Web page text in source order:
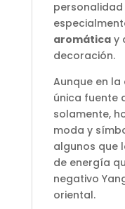
aromáticay
decoración.
Aunque en
única fuente
solamente,
moda y
algunos que
de energía
negativo
oriental.